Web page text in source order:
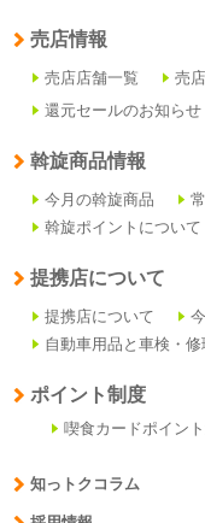
売店情報
売店店舗一覧 売
還元セールのお知らせ
斡旋商品情報
今月の斡旋商品
斡旋ポイントについて
提携店について
提携店について
自動車用品と車検・
ポイント制度
喫食カードポイン
知っトクコラム